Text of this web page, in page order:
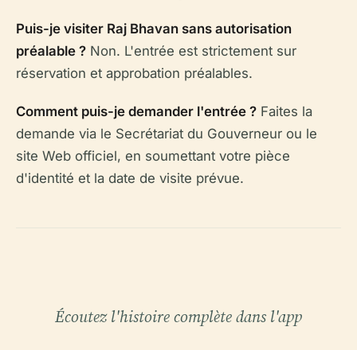
Puis-je visiter Raj Bhavan sans autorisation
préalable ? Non. L'entrée est strictement sur
réservation et approbation préalables.
Comment puis-je demander l'entrée ? Faites la
demande via le Secrétariat du Gouverneur ou le
site Web officiel, en soumettant votre pièce
d'identité et la date de visite prévue.
Écoutez l'histoire complète dans l'app